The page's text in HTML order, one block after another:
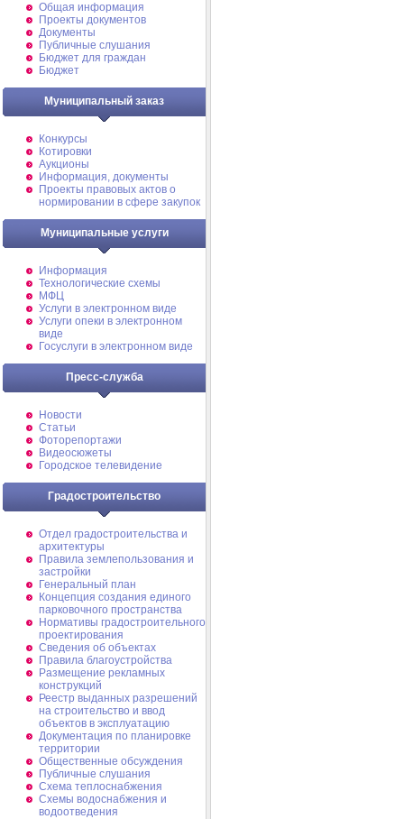
Общая информация
Проекты документов
Документы
Публичные слушания
Бюджет для граждан
Бюджет
Муниципальный заказ
Конкурсы
Котировки
Аукционы
Информация, документы
Проекты правовых актов о
нормировании в сфере закупок
Муниципальные услуги
Информация
Технологические схемы
МФЦ
Услуги в электронном виде
Услуги опеки в электронном
виде
Госуслуги в электронном виде
Пресс-служба
Новости
Статьи
Фоторепортажи
Видеосюжеты
Городское телевидение
Градостроительство
Отдел градостроительства и
архитектуры
Правила землепользования и
застройки
Генеральный план
Концепция создания единого
парковочного пространства
Нормативы градостроительного
проектирования
Сведения об объектах
Правила благоустройства
Размещение рекламных
конструкций
Реестр выданных разрешений
на строительство и ввод
объектов в эксплуатацию
Документация по планировке
территории
Общественные обсуждения
Публичные слушания
Схема теплоснабжения
Схемы водоснабжения и
водоотведения